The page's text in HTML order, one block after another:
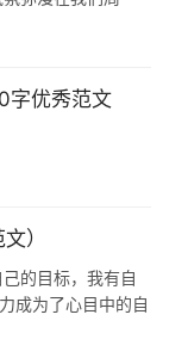
字优秀范文
）
的目标，我有自
成为了心目中的自